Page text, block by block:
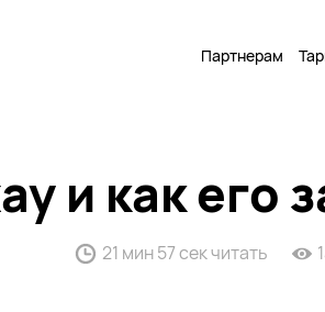
Партнерам
и как его
21 мин 57 сек читать